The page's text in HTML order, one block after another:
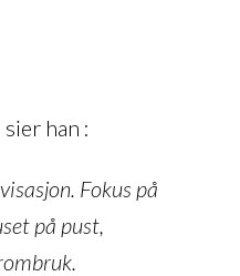
han :
Fokus på
på pust,